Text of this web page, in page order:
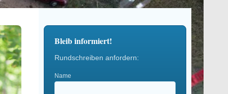
Bleib informiert!
Rundschreiben anfordern:
Name